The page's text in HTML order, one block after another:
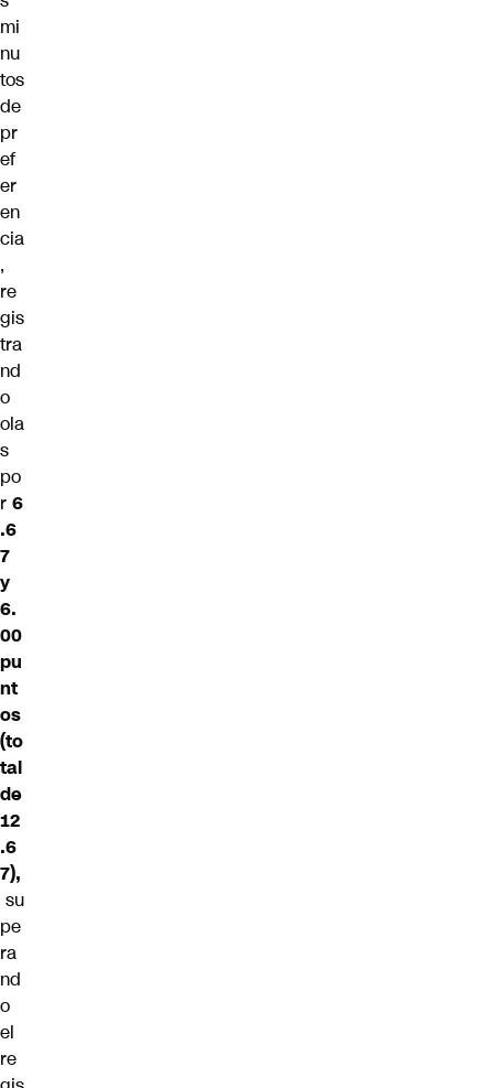
mi
nu
tos
de
pr
ef
er
en
cia
,
re
gis
tra
nd
o
ola
s
po
r 6
.6
7
y
6.
00
pu
nt
os
(to
tal
de
12
.6
7),
su
pe
ra
nd
o
el
re